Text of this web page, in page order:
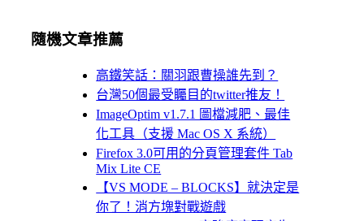
隨機文章推薦
高鐵笑話：關羽跟曹操誰先到？
台灣50個最受矚目的twitter推友！
ImageOptim v1.7.1 圖檔減肥、最佳
化工具（支援 Mac OS X 系統）
Firefox 3.0可用的分頁管理套件 Tab
Mix Lite CE
【VS MODE – BLOCKS】就決定是
你了！消方塊對戰遊戲